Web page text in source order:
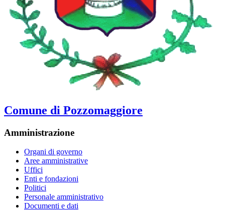
Comune di Pozzomaggiore
Amministrazione
Organi di governo
Aree amministrative
Uffici
Enti e fondazioni
Politici
Personale amministrativo
Documenti e dati